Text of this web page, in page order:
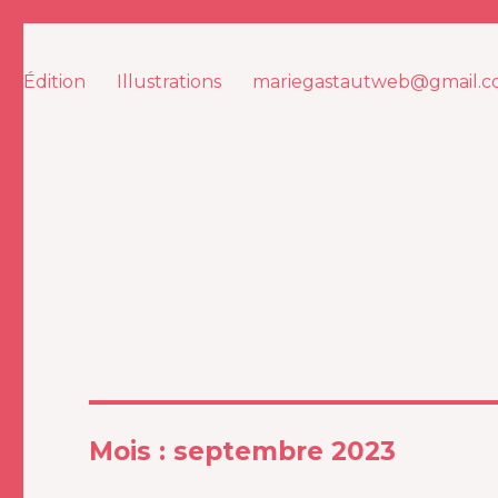
Édition Illustrations
Mois : septembre 2023